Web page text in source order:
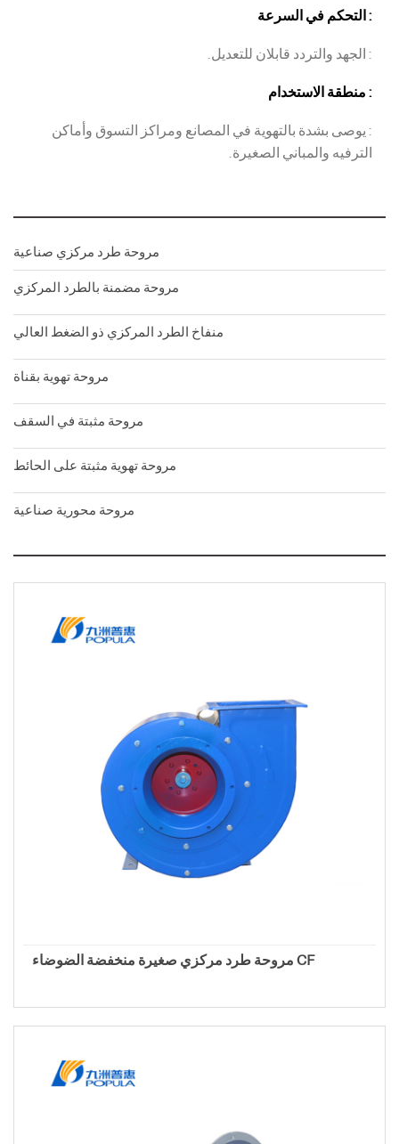
: التحكم في السرعة
: الجهد والتردد قابلان للتعديل.
: منطقة الاستخدام
: يوصى بشدة بالتهوية في المصانع ومراكز التسوق وأماكن
الترفيه والمباني الصغيرة.
مروحة طرد مركزي صناعية
مروحة مضمنة بالطرد المركزي
منفاخ الطرد المركزي ذو الضغط العالي
مروحة تهوية بقناة
مروحة مثبتة في السقف
مروحة تهوية مثبتة على الحائط
مروحة محورية صناعية
مروحة طرد مركزي صغيرة منخفضة الضوضاء CF